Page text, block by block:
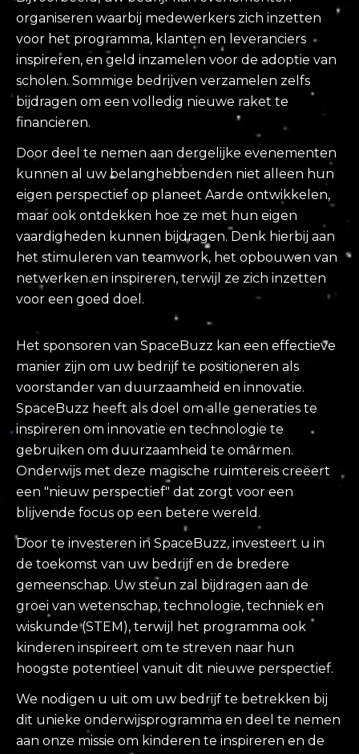
organiseren waarbij medewerkers zich inzetten
voor het programma, klanten en leveranciers
inspireren, en geld inzamelen voor de adoptie van
scholen. Sommige bedrijven verzamelen zelfs
bijdragen om een volledig nieuwe raket te
financieren.
Door deel te nemen aan dergelijke evenementen
kunnen al uw belanghebbenden niet alleen hun
eigen perspectief op planeet Aarde ontwikkelen,
maar ook ontdekken hoe ze met hun eigen
vaardigheden kunnen bijdragen. Denk hierbij aan
het stimuleren van teamwork, het opbouwen van
netwerken en inspireren, terwijl ze zich inzetten
voor een goed doel.
Het sponsoren van SpaceBuzz kan een effectieve
manier zijn om uw bedrijf te positioneren als
voorstander van duurzaamheid en innovatie.
SpaceBuzz heeft als doel om alle generaties te
inspireren om innovatie en technologie te
gebruiken om duurzaamheid te omarmen.
Onderwijs met deze magische ruimtereis creëert
een "nieuw perspectief" dat zorgt voor een
blijvende focus op een betere wereld.
Door te investeren in SpaceBuzz, investeert u in
de toekomst van uw bedrijf en de bredere
gemeenschap. Uw steun zal bijdragen aan de
groei van wetenschap, technologie, techniek en
wiskunde (STEM), terwijl het programma ook
kinderen inspireert om te streven naar hun
hoogste potentieel vanuit dit nieuwe perspectief.
We nodigen u uit om uw bedrijf te betrekken bij
dit unieke onderwijsprogramma en deel te nemen
aan onze missie om kinderen te inspireren en de